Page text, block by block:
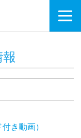
き動画）